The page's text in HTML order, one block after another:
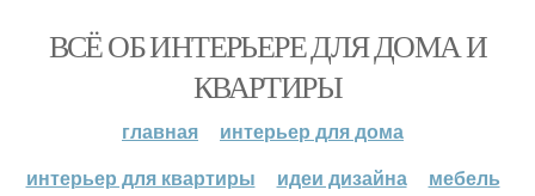
ВСЁ ОБ ИНТЕРЬЕРЕ ДЛЯ ДОМА И
КВАРТИРЫ
главная
интерьер для дома
интерьер для квартиры
идеи дизайна мебель